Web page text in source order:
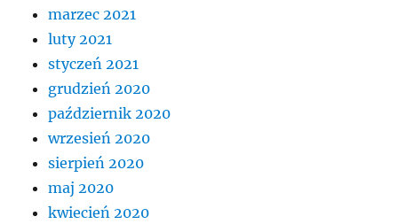
marzec 2021
luty 2021
styczeń 2021
grudzień 2020
październik 2020
wrzesień 2020
sierpień 2020
maj 2020
kwiecień 2020